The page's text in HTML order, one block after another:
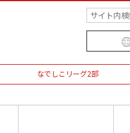
なでしこリーグ2部